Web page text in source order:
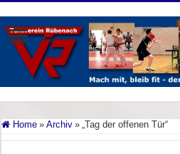
Home » Archiv » „Tag der offenen Tür“